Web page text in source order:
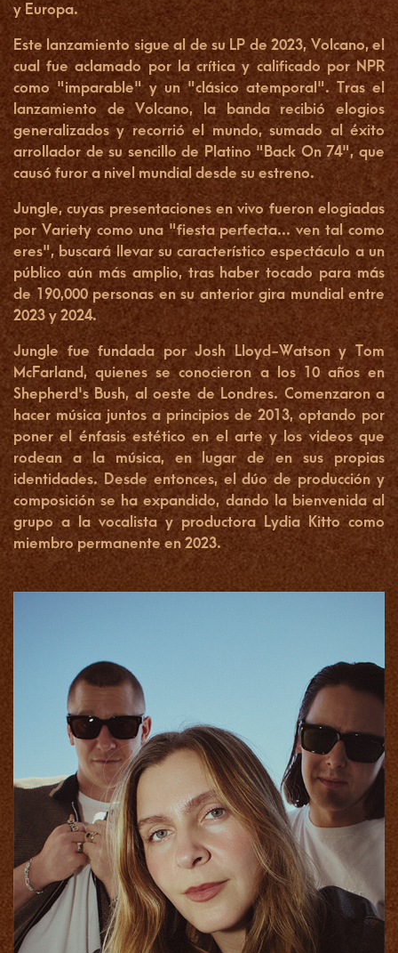
y Europa.
Este lanzamiento sigue al de su LP de 2023, Volcano, el
cual fue aclamado por la crítica y calificado por NPR
como "imparable" y un "clásico atemporal". Tras el
lanzamiento de Volcano, la banda recibió elogios
generalizados y recorrió el mundo, sumado al éxito
arrollador de su sencillo de Platino " Back On 74", que
causó furor a nivel mundial desde su estreno.
Jungle, cuyas presentaciones en vivo fueron elogiadas
por Variety como una "fiesta perfecta... ven tal como
eres", buscará llevar su característico espectáculo a un
público aún más amplio, tras haber tocado para más
de 190,000 personas en su anterior gira mundial entre
2023 y 2024.
Jungle fue fundada por Josh Lloyd-Watson y Tom
McFarland, quienes se conocieron a los 10 años en
Shepherd's Bush, al oeste de Londres. Comenzaron a
hacer música juntos a principios de 2013, optando por
poner el énfasis estético en el arte y los videos que
rodean a la música, en lugar de en sus propias
identidades. Desde entonces, el dúo de producción y
composición se ha expandido, dando la bienvenida al
grupo a la vocalista y productora Lydia Kitto como
miembro permanente en 2023.